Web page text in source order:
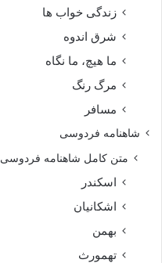
زندگی خواب ها
شرق اندوه
ما هیچ، ما نگاه
مرگ رنگ
مسافر
شاهنامه فردوسی
متن کامل شاهنامه فردوسی
اسکندر
اشکانیان
بهمن
تهمورث